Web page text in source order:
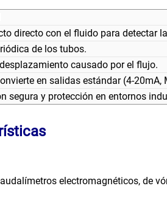
directo con el fluido para detectar
de los tubos.
causado por el flujo.
en salidas estándar (4-20mA,
segura y protección en entornos
electromagnéticos, de